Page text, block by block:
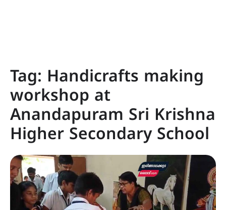
Tag: Handicrafts making
workshop at
Anandapuram Sri Krishna
Higher Secondary School